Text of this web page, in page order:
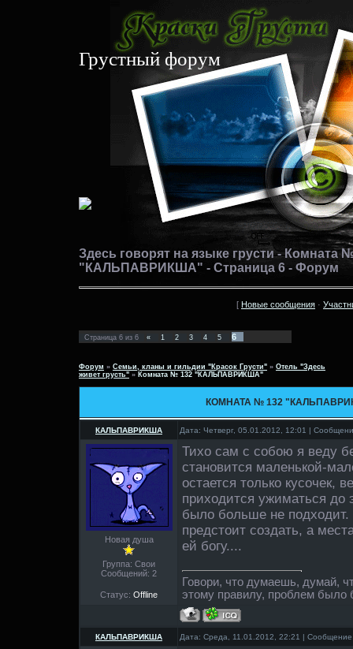
Грустный форум
Здесь говорят на языке грусти - Комната
"КАЛЬПАВРИКША" - Страница 6 - Форум
[ Новые сообщения ·
Страница 6 из 6 « 1 2 3 4 5 6
Форум » Семьи, кланы и гильдии "Красок Грусти" » Отель "Здесь
живет грусть" » Комната № 132 "КАЛЬПАВРИКША"
КОМНАТА № 132
КАЛЬПАВРИКША Дата: Четверг, 05.01.2012, 12:01 |
Новая душа
Группа: Свои
Сообщений: 2
Статус: Offline
Тихо сам с собою я веду
становится маленькой-
остается только кусочек,
приходится ужиматься до
было больше не подходит.
предстоит создать, а
ей богу....
Говори, что думаешь, думай,
этому правилу, проблем
КАЛЬПАВРИКША Дата: Среда, 11.01.2012, 22:21 |